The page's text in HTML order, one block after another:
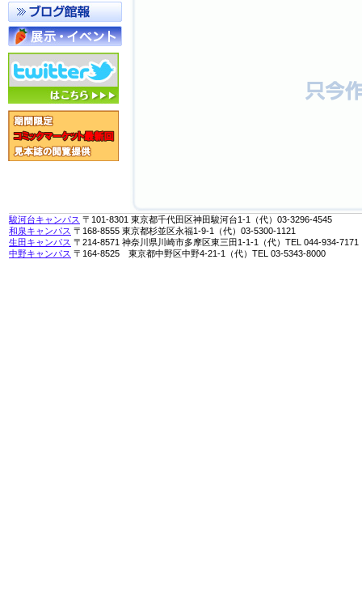
駿河台キャンパス 〒101-8301 東京都千代田区神田駿河台1-1（代）03-3296-4545
和泉キャンパス 〒168-8555 東京都杉並区永福1-9-1（代）03-5300-1121
生田キャンパス 〒214-8571 神奈川県川崎市多摩区東三田1-1-1（代）TEL 044-934-7171
中野キャンパス 〒164-8525 東京都中野区中野4-21-1（代）TEL 03-5343-8000